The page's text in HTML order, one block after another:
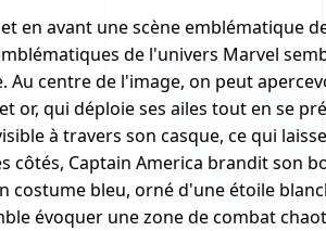
en avant une scène emblématique
de l'univers Marvel
Au centre de l'image, on peut
or, qui déploie ses ailes tout en se
à travers son casque, ce qui
côtés, Captain America brandit son
costume bleu, orné d'une étoile
évoquer une zone de combat